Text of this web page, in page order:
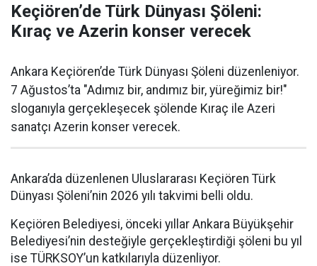
Keçiören’de Türk Dünyası Şöleni:
Kıraç ve Azerin konser verecek
Ankara Keçiören’de Türk Dünyası Şöleni düzenleniyor.
7 Ağustos’ta "Adımız bir, andımız bir, yüreğimiz bir!"
sloganıyla gerçekleşecek şölende Kıraç ile Azeri
sanatçı Azerin konser verecek.
Ankara’da düzenlenen Uluslararası Keçiören Türk
Dünyası Şöleni’nin 2026 yılı takvimi belli oldu.
Keçiören Belediyesi, önceki yıllar Ankara Büyükşehir
Belediyesi’nin desteğiyle gerçekleştirdiği şöleni bu yıl
ise TÜRKSOY’un katkılarıyla düzenliyor.